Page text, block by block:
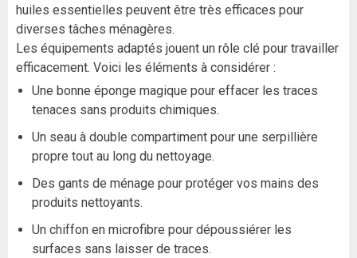
huiles essentielles peuvent être très efficaces pour
diverses tâches ménagères.
Les équipements adaptés jouent un rôle clé pour travailler
efficacement. Voici les éléments à considérer :
Une bonne éponge magique pour effacer les traces
tenaces sans produits chimiques.
Un seau à double compartiment pour une serpillière
propre tout au long du nettoyage.
Des gants de ménage pour protéger vos mains des
produits nettoyants.
Un chiffon en microfibre pour dépoussiérer les
surfaces sans laisser de traces.